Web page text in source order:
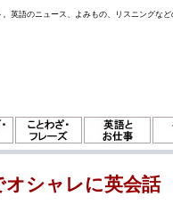
英語のニュース、よみもの、リスニングな
オシャレに英会話